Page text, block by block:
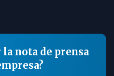
la nota de prensa